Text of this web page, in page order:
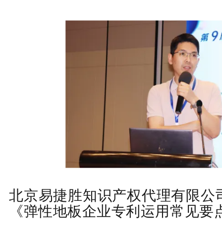
北京易捷胜知识产权代理有限公
《弹性地板企业专利运用常见